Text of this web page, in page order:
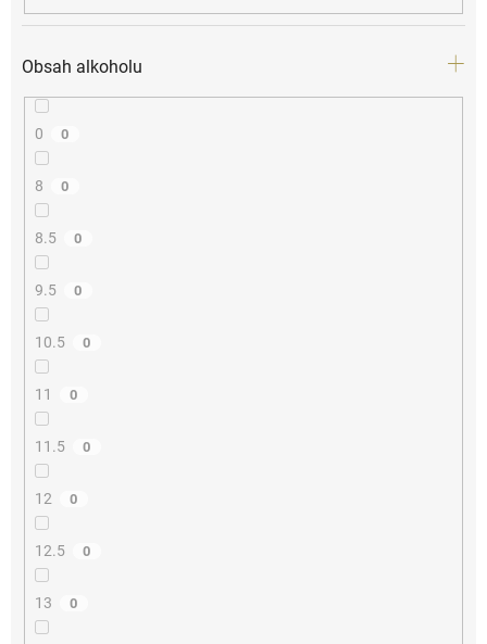
Obsah alkoholu
0 0
8 0
8.5 0
9.5 0
10.5 0
11 0
11.5 0
12 0
12.5 0
13 0